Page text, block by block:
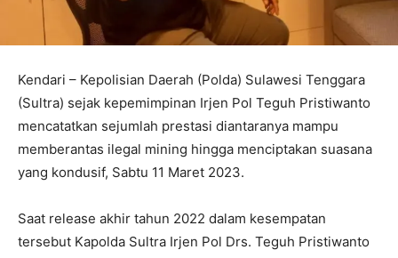
Kendari – Kepolisian Daerah (Polda) Sulawesi Tenggara
(Sultra) sejak kepemimpinan Irjen Pol Teguh Pristiwanto
mencatatkan sejumlah prestasi diantaranya mampu
memberantas ilegal mining hingga menciptakan suasana
yang kondusif, Sabtu 11 Maret 2023.
Saat release akhir tahun 2022 dalam kesempatan
tersebut Kapolda Sultra Irjen Pol Drs. Teguh Pristiwanto